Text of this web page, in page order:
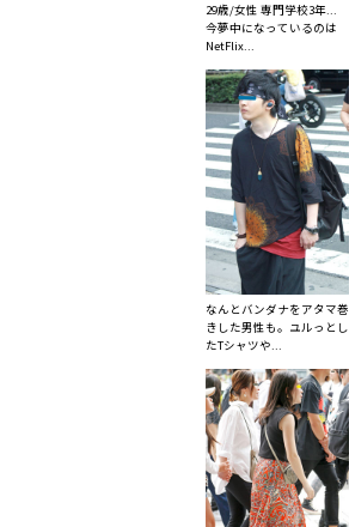
29歳/女性 専門学校3年...
今夢中になっているのは
NetFlix...
なんとバンダナをアタマ巻
きした男性も。ユルっとし
たTシャツや...